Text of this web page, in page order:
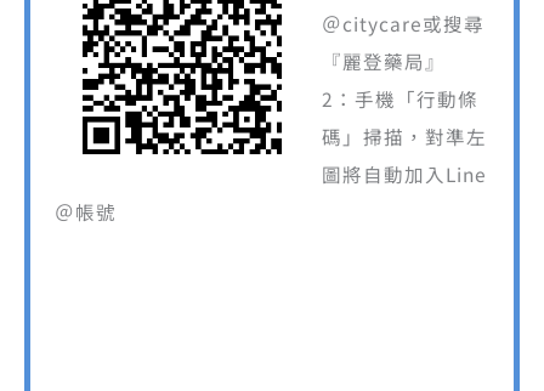
＠citycare或搜尋
『麗登藥局』
2：手機「行動條
碼」掃描，對準左
圖將自動加入Line
＠帳號